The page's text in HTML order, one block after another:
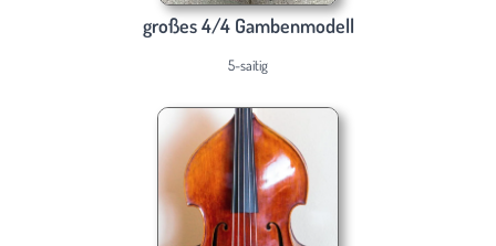
großes 4/4 Gambenmodell
5-saitig